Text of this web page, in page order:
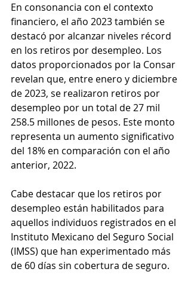
En consonancia con el contexto
financiero, el año 2023 también se
destacó por alcanzar niveles récord
en los retiros por desempleo. Los
datos proporcionados por la Consar
revelan que, entre enero y diciembre
de 2023, se realizaron retiros por
desempleo por un total de 27 mil
258.5 millones de pesos. Este monto
representa un aumento significativo
del 18% en comparación con el año
anterior, 2022.
Cabe destacar que los retiros por
desempleo están habilitados para
aquellos individuos registrados en el
Instituto Mexicano del Seguro Social
(IMSS) que han experimentado más
de 60 días sin cobertura de seguro.